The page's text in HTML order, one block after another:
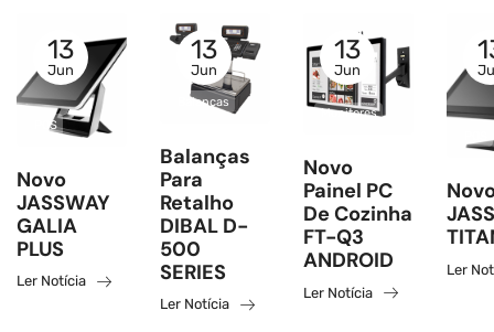
13
Jun
POS
Novo
JASSWAY
GALIA
PLUS
Ler Notícia
13
Jun
Balanças
Balanças
Para
Retalho
DIBAL D-
500
SERIES
Ler Notícia
13
Jun
Monitores
Novo
Painel PC
De Cozinha
FT-Q3
ANDROID
Ler Notícia
Ler